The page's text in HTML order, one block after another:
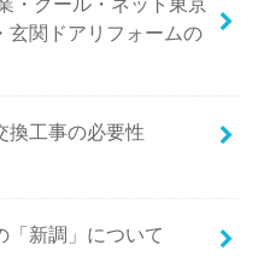
玄関ドアリフォームの
換工事の必要性
「新調」について